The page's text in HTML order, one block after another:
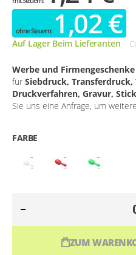
1,02 €
Auf Lager Beim Lieferanten
Werbe und Firmengeschenke
für Siebdruck,
Druckverfahren, Gravur,
Sie uns eine Anfrage, um
FARBE
ZUM